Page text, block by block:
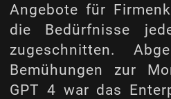
Angebote für
die Bedürfnisse
zugeschnitten.
Bemühungen zur
GPT 4 war das